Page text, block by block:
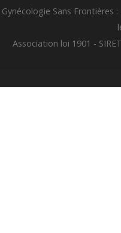
Gynécologie Sans Frontières
Association loi 1901 -